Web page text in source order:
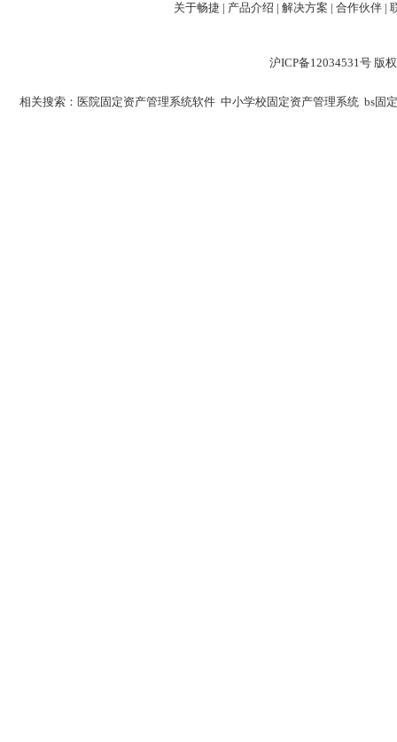
关于畅捷 | 产品介绍 | 解决方案 | 合作伙伴 |
沪ICP备12034531号 版
相关搜索： 医院固定资产管理系统软件 中小学校固定资产管理系统 bs固